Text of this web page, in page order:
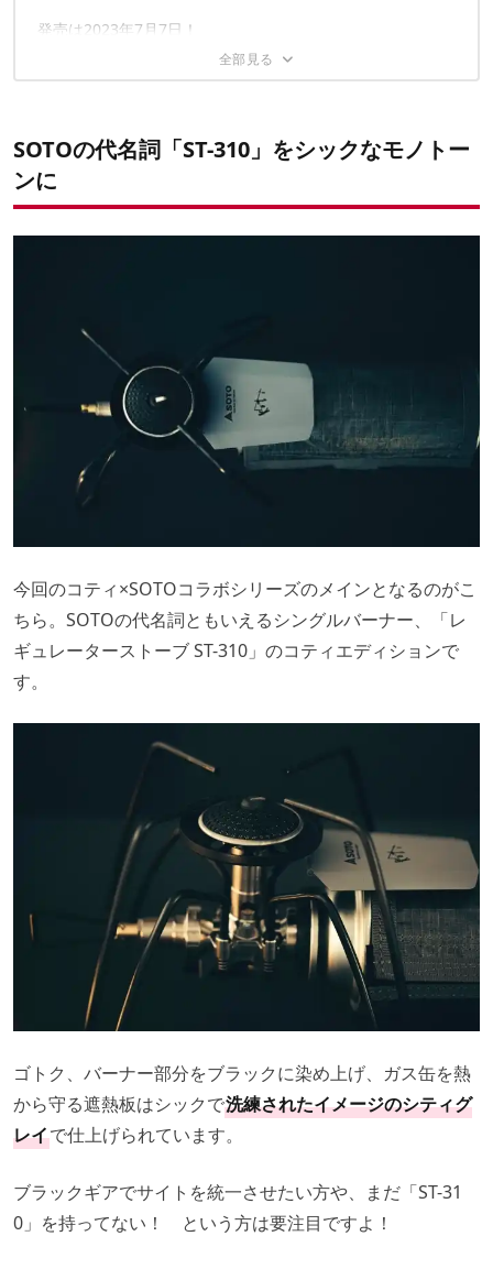
発売は2023年7月7日！
SOTOの代名詞「ST-310」をシックなモノトー
ンに
今回のコティ×SOTOコラボシリーズのメインとなるのがこ
ちら。SOTOの代名詞ともいえるシングルバーナー、「レ
ギュレーターストーブ ST-310」のコティエディションで
す。
ゴトク、バーナー部分をブラックに染め上げ、ガス缶を熱
から守る遮熱板はシックで洗練されたイメージのシティグ
レイで仕上げられています。
ブラックギアでサイトを統一させたい方や、まだ「ST-31
0」を持ってない！ という方は要注目ですよ！